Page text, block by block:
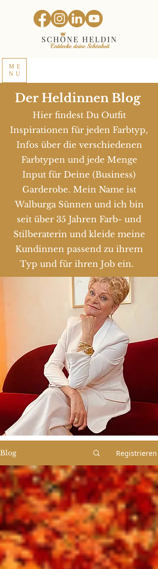
ME
NU
Der Heldinnen Blog
Hier findest Du Outfit
Inspirationen für jeden Farbtyp,
Infos über die verschiedenen
Farbtypen und jede Menge
Input für Deine (Business)
Garderobe. Mein Name ist
Walburga Sünnen und ich bin
seit über 35 Jahren Farb- und
Stilberaterin und kleide meine
Kundinnen passend zu ihrem
Typ und für ihren Job ein.
Blog Registrieren